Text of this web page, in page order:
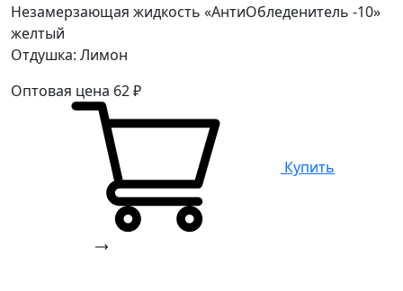
Незамерзающая жидкость «АнтиОбледенитель -10»
желтый
Отдушка: Лимон
Оптовая цена 62₽
Купить